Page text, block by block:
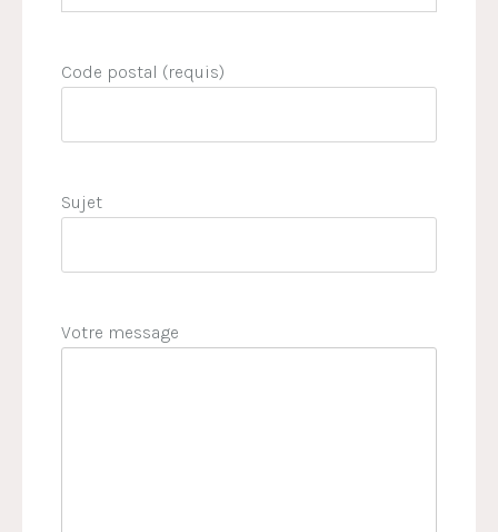
Code postal (requis)
Sujet
Votre message